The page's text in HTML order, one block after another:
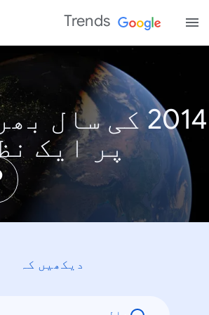
Trends
2014 کی سال
پر ایک
دیکھیں کہ